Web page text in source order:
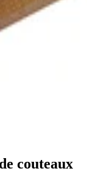
couteaux